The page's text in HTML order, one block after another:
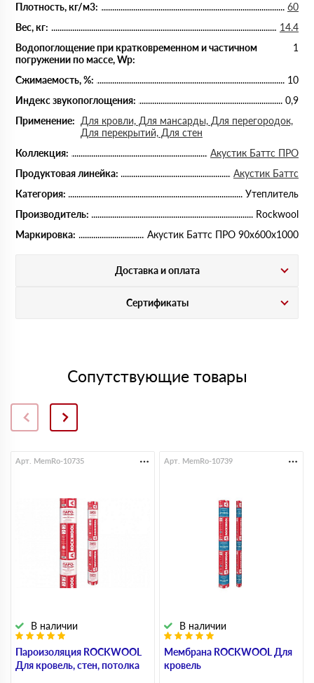
Плотность, кг/м3:
60
Вес, кг:
14.4
Водопоглощение при кратковременном и частичном
погружении по массе, Wp:
1
Сжимаемость, %:
10
Индекс звукопоглощения:
0,9
Применение: Для кровли, Для мансарды, Для перегородок,
Для перекрытий, Для стен
Коллекция:
Акустик Баттс ПРО
Продуктовая линейка:
Акустик Баттс
Категория:
Утеплитель
Производитель:
Rockwool
Маркировка:
Акустик Баттс ПРО 90х600х1000
Доставка и оплата
Сертификаты
Сопутствующие товары
Пароизоляция ROCKWOOL
Для кровель, стен, потолка
В наличии
Арт. MemRo-10735
Мембрана ROCKWOOL Для
кровель
В наличии
Арт. MemRo-10739